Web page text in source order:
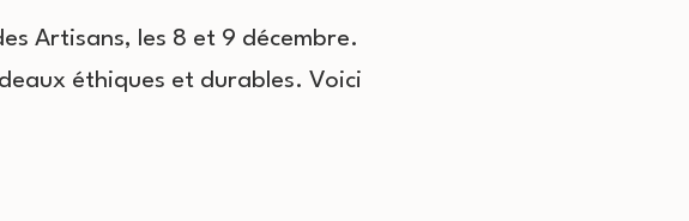
Artisans, les 8 et 9 décembre.
éthiques et durables. Voici